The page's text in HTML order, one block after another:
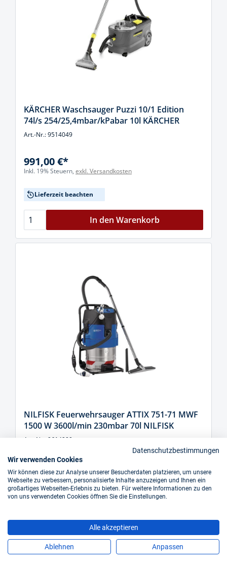
KÄRCHER Waschsauger Puzzi 10/1 Edition
74l/s 254/25,4mbar/kPabar 10l KÄRCHER
Art.-Nr.: 9514049
991,00 €*
Inkl. 19% Steuern, exkl. Versandkosten
Lieferzeit beachten
In den Warenkorb
NILFISK Feuerwehrsauger ATTIX 751-71 MWF
1500 W 3600l/min 230mbar 70l NILFISK
Art.-Nr.: 9614900
3.272,74 €*
Inkl. 19% Steuern,exkl. Versandkosten
kurzfristig verfügbar
In den Warenkorb
Datenschutzbestimmungen
Wir verwenden Cookies
Wir können diese zur Analyse unserer Besucherdaten platzieren, um unsere
Webseite zu verbessern, personalisierte Inhalte anzuzeigen und Ihnen ein
großartiges Webseiten-Erlebnis zu bieten. Für weitere Informationen zu den
von uns verwendeten Cookies öffnen Sie die Einstellungen.
Alle akzeptieren
Ablehnen Anpassen